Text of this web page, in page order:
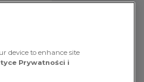
device to enhance site
Prywatności i